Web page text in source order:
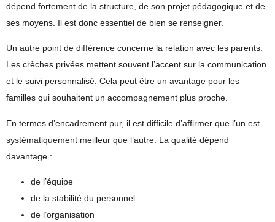
dépend fortement de la structure, de son projet pédagogique et de
ses moyens. Il est donc essentiel de bien se renseigner.
Un autre point de différence concerne la relation avec les parents.
Les crèches privées mettent souvent l’accent sur la communication
et le suivi personnalisé. Cela peut être un avantage pour les
familles qui souhaitent un accompagnement plus proche.
En termes d’encadrement pur, il est difficile d’affirmer que l’un est
systématiquement meilleur que l’autre. La qualité dépend
davantage :
de l’équipe
de la stabilité du personnel
de l’organisation